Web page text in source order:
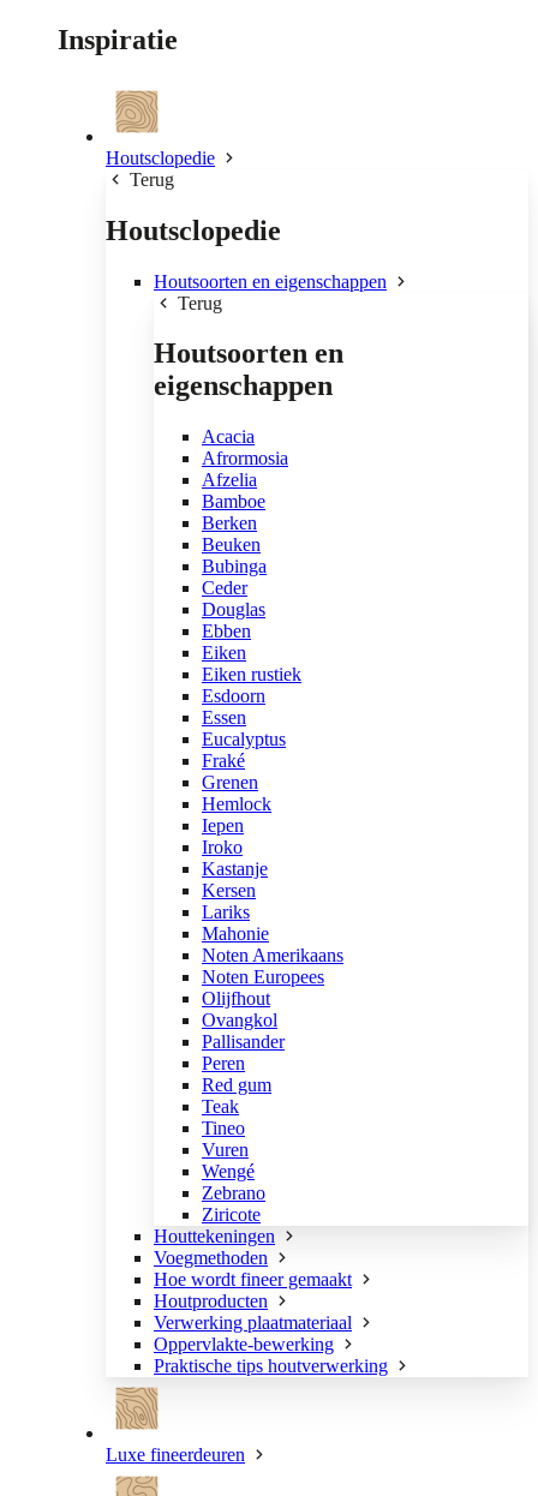
Inspiratie
Houtsclopedie
Terug
Houtsclopedie
Houtsoorten en eigenschappen
Terug
Houtsoorten en
eigenschappen
Acacia
Afrormosia
Afzelia
Bamboe
Berken
Beuken
Bubinga
Ceder
Douglas
Ebben
Eiken
Eiken rustiek
Esdoorn
Essen
Eucalyptus
Fraké
Grenen
Hemlock
Iepen
Iroko
Kastanje
Kersen
Lariks
Mahonie
Noten Amerikaans
Noten Europees
Olijfhout
Ovangkol
Pallisander
Peren
Red gum
Teak
Tineo
Vuren
Wengé
Zebrano
Ziricote
Houttekeningen
Voegmethoden
Hoe wordt fineer gemaakt
Houtproducten
Verwerking plaatmateriaal
Oppervlakte-bewerking
Praktische tips houtverwerking
Luxe fineerdeuren